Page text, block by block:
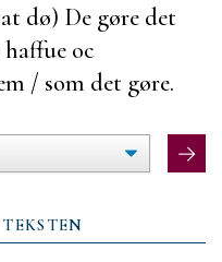
dø) De gøre det
oc
/ som det gøre.